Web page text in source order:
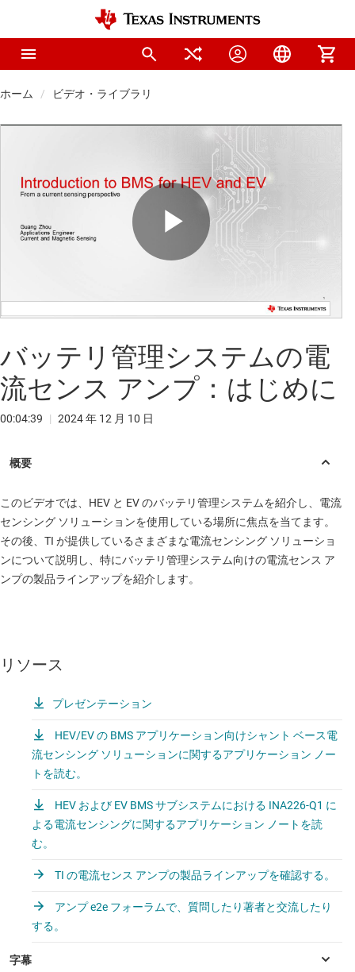
ホーム ビデオ・ライブラリ
Play
Video
バッテリ管理システムの電
流センス アンプ：はじめに
00:04:39 | 2024 年 12 月 10 日
このビデオでは、HEV と EV のバッテリ管理システムを紹介し、電流
センシング ソリューションを使用している場所に焦点を当てます。
その後、TI が提供しているさまざまな電流センシング ソリューショ
ンについて説明し、特にバッテリ管理システム向けの電流センス ア
ンプの製品ラインアップを紹介します。
リソース
プレゼンテーション
HEV/EV の BMS アプリケーション向けシャント ベース電
流センシング ソリューションに関するアプリケーション ノー
トを読む。
HEV および EV BMS サブシステムにおける INA226-Q1 に
よる電流センシングに関するアプリケーション ノートを読
む。
TI の電流センス アンプの製品ラインアップを確認する。
アンプ e2e フォーラムで、質問したり著者と交流したり
する。